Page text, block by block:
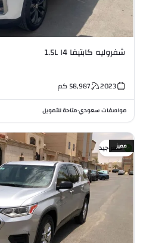
شفروليه كابتيفا 1.5L I4
2023
58,987كم
مواصفات سعودي•متاحة للتمويل
سعر جيدمميز